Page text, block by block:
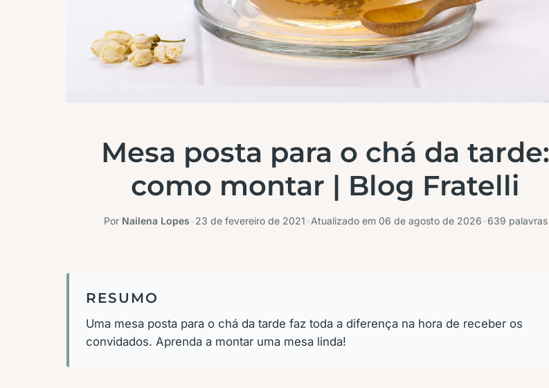
Mesa posta para o chá da tarde:
como montar | Blog Fratelli
Por Nailena Lopes 23 de fevereiro de 2021 Atualizado em 06 de agosto de 2026 639 palavras
RESUMO
Uma mesa posta para o chá da tarde faz toda a diferença na hora de receber os
convidados. Aprenda a montar uma mesa linda!